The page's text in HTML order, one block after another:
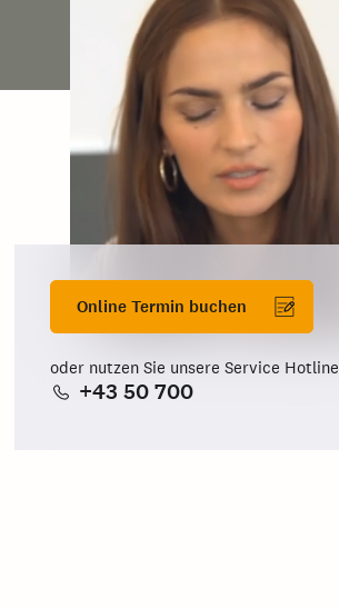
Online Termin buchen
oder nutzen Sie unsere Service Hotline
+43 50 700